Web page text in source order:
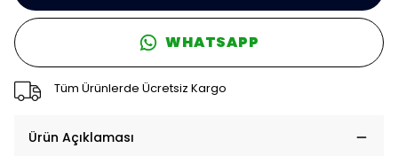
WHATSAPP
Tüm Ürünlerde Ücretsiz Kargo
Ürün Açıklaması